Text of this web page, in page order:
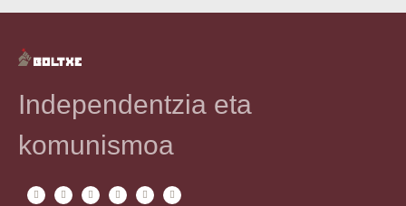
Independentzia eta
komunismoa